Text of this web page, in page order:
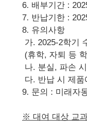
6. 배부기간 :
7. 반납기한 :
8. 유의사항
가. 2025-2학기
(휴학, 자퇴 등
나. 분실, 파손
다. 반납 시 제
9. 문의 : 미래자
※ 대여 대상 교